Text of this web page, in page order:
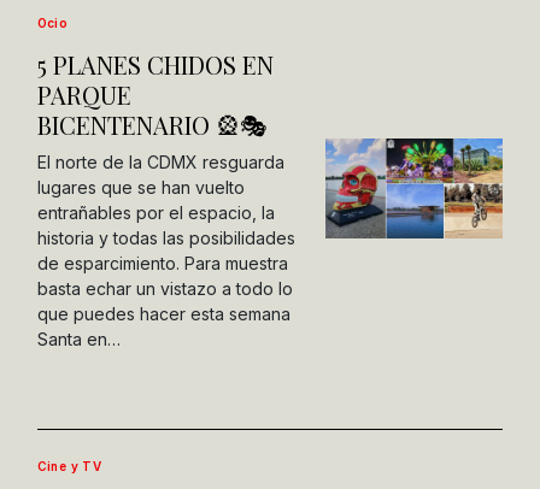
Ocio
5 PLANES CHIDOS EN
PARQUE
BICENTENARIO 🎡🎭
El norte de la CDMX resguarda
lugares que se han vuelto
entrañables por el espacio, la
historia y todas las posibilidades
de esparcimiento. Para muestra
basta echar un vistazo a todo lo
que puedes hacer esta semana
Santa en…
Cine y TV